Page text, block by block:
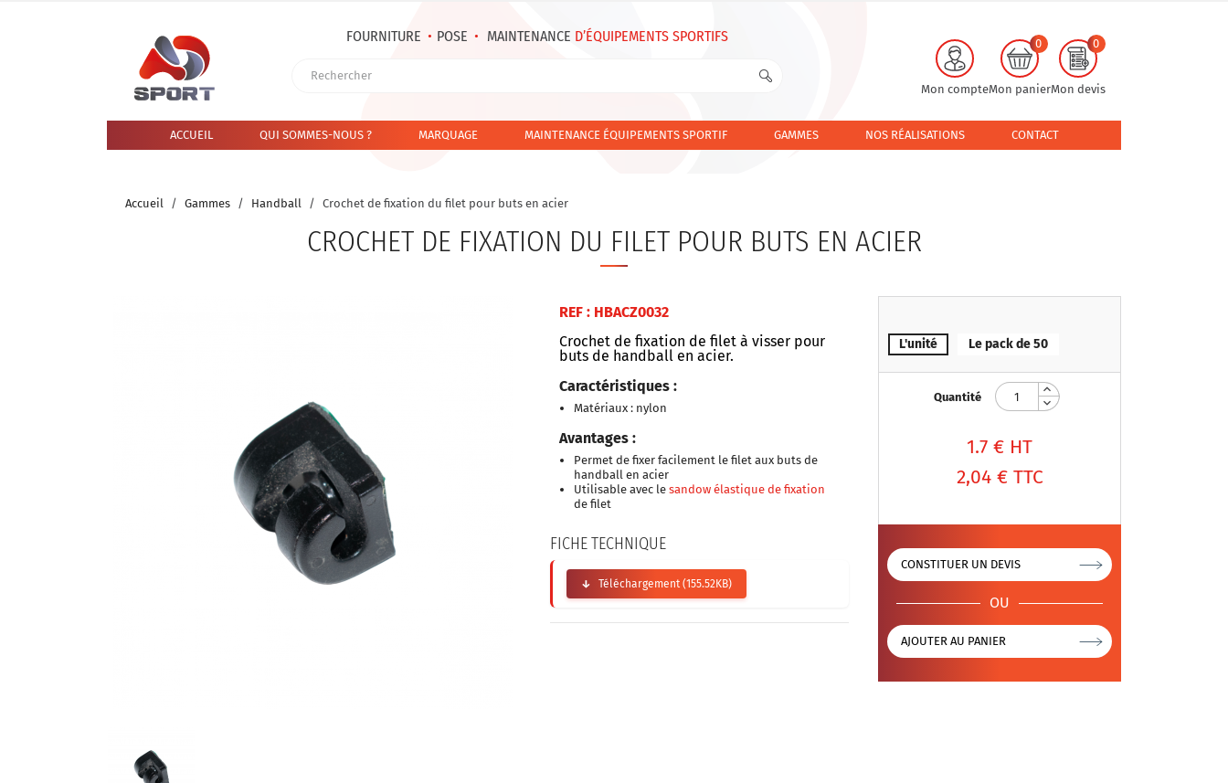
FOURNITURE • POSE • MAINTENANCE D’ÉQUIPEMENTS SPORTIFS
Mon compteMon panier
0
Mon devis
0
ACCUEIL QUI SOMMES-NOUS ? MARQUAGE MAINTENANCE ÉQUIPEMENTS SPORTIF GAMMES NOS RÉALISATIONS CONTACT
Accueil Gammes Handball Crochet de fixation du filet pour buts en acier
CROCHET DE FIXATION DU FILET POUR BUTS EN ACIER
REF : HBACZ0032
Crochet de fixation de filet à visser pour
buts de handball en acier.
Caractéristiques :
Matériaux : nylon
Avantages :
Permet de fixer facilement le filet aux buts de
handball en acier
Utilisable avec lesandow élastique de fixation
de filet
FICHE TECHNIQUE
Téléchargement (155.52KB)
L'unité Le pack de 50
Quantité
1.7 € HT
2,04 € TTC
CONSTITUER UN DEVIS
OU
AJOUTER AU PANIER